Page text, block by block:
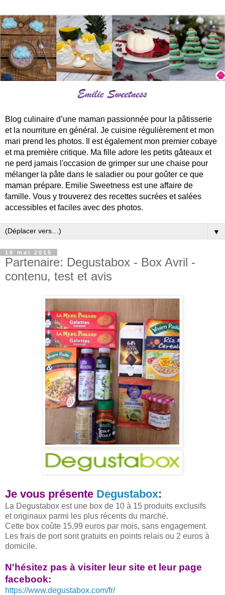
Blog culinaire d’une maman passionnée pour la pâtisserie
et la nourriture en général. Je cuisine régulièrement et mon
mari prend les photos. Il est également mon premier cobaye
et ma première critique. Ma fille adore les petits gâteaux et
ne perd jamais l'occasion de grimper sur une chaise pour
mélanger la pâte dans le saladier ou pour goûter ce que
maman prépare. Emilie Sweetness est une affaire de
famille. Vous y trouverez des recettes sucrées et salées
accessibles et faciles avec des photos.
▼
18 mai 2015
Partenaire: Degustabox - Box Avril -
contenu, test et avis
Je vous présente Degustabox:
La Degustabox est une box de 10 à 15 produits exclusifs
et originaux parmi les plus récents du marché.
Cette box coûte 15,99 euros par mois, sans engagement.
Les frais de port sont gratuits en points relais ou 2 euros à
domicile.
N'hésitez pas à visiter leur site et leur page
facebook:
https://www.degustabox.com/fr/